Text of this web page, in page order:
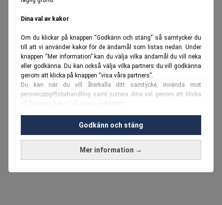
Dina val av kakor
Om du klickar på knappen “Godkänn och stäng” så samtycker du
till att vi använder kakor för de ändamål som listas nedan. Under
knappen “Mer information” kan du välja vilka ändamål du vill neka
eller godkänna. Du kan också välja vilka partners du vill godkänna
genom att klicka på knappen “visa våra partners”.
Du kan när du vill återkalla ditt samtycke, invända mot
personuppgiftsbehandling samt justera dina val genom att klicka
på “hantera kakor” på denna webbplats.
Du kan fördjupa dig ytterligare i vårcookie-policy
Vi använder kakor och personuppgifter för dessa syften:
Nödvändiga cookies och liknande tekniker, anpassning av
Mer information →
Godkänn och stäng